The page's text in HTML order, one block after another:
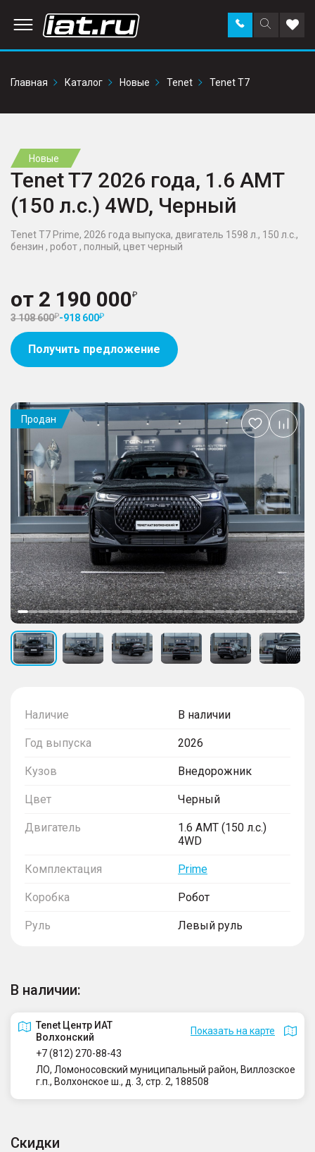
Поиск
по
Заказать
звонок в
Главная
Каталог Новые Tenet Tenet T7
Новые
Tenet T7 2026 года, 1.6 AMT
(150 л.с.) 4WD, Черный
Tenet T7 Prime, 2026 года выпуска, двигатель 1598 л., 150 л.с.,
бензин , робот , полный, цвет черный
от 2 190 000
3 108 600 -918 600
Получить предложение
Наличие В наличии
Год выпуска 2026
Кузов Внедорожник
Цвет Черный
Двигатель
1.6 AMT (150 л.с.)
4WD
Комплектация Prime
Коробка Робот
Руль Левый руль
В наличии:
Tenet Центр ИАТ
Волхонский
Показать на карте
+7 (812) 270-88-43
ЛО, Ломоносовский муниципальный район, Виллозское
г.п., Волхонское ш., д. 3, стр. 2, 188508
Скидки
Продан
Добавить
в
избранное